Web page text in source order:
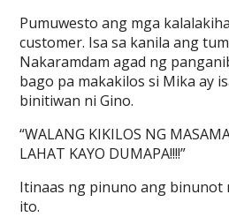
Pumuwesto ang mga
customer. Isa sa kanila ang
Nakaramdam agad ng
bago pa makakilos si Mika ay
binitiwan ni Gino.
“WALANG KIKILOS NG
LAHAT KAYO DUMAPA!!!!”
Itinaas ng pinuno ang
ito.